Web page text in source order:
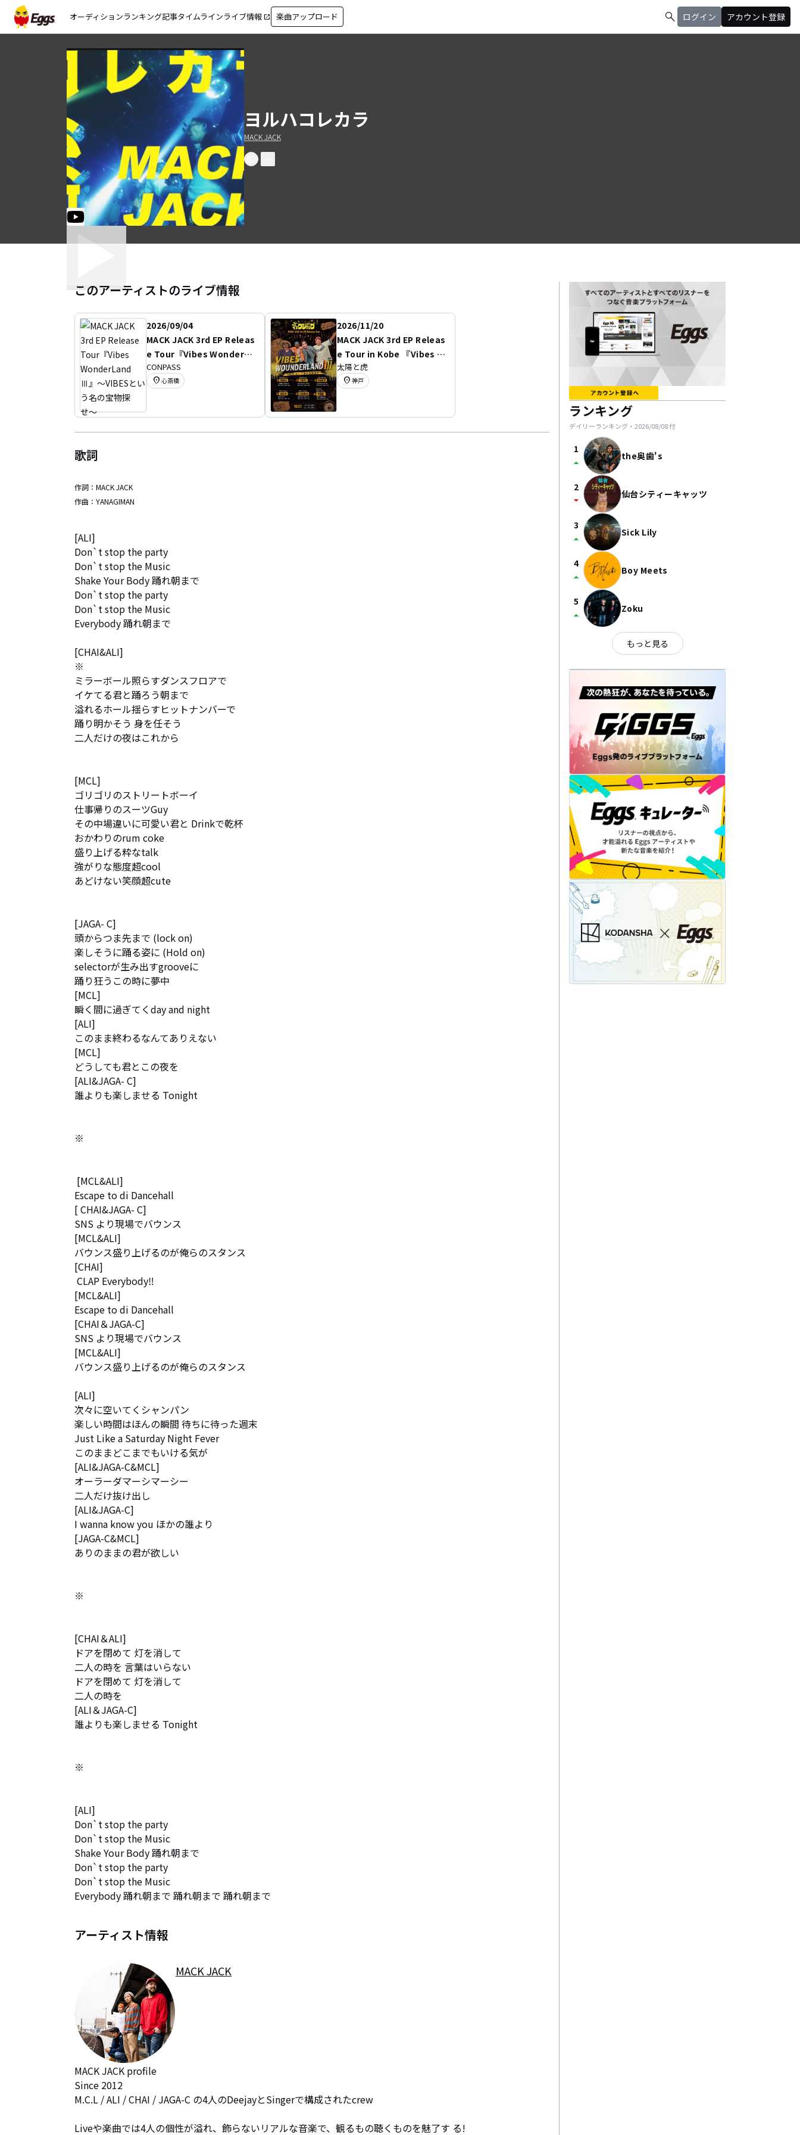
オーディションランキング記事タイムラインライブ情報 open_in_new 楽曲アップロード search ログイン アカウント登録
ヨルハコレカラ
MACK JACK
このアーティストのライブ情報
2026/09/04
MACK JACK 3rd EP Releas
e Tour『Vibes WonderLa
nd Ⅲ』〜VIBESという名の
宝物探せ〜
CONPASS
location_on 心斎橋
2026/11/20
MACK JACK 3rd EP Releas
e Tour in Kobe 『Vibes W
onderLand Ⅲ』 〜VIBES
という名の宝物探せ〜
太陽と虎
location_on 神戸
歌詞
作詞： MACK JACK
作曲： YANAGIMAN
[ALI]
Don`t stop the party
Don`t stop the Music
Shake Your Body 踊れ朝まで
Don`t stop the party
Don`t stop the Music
Everybody 踊れ朝まで
[CHAI&ALI]
※
ミラーボール照らすダンスフロアで
イケてる君と踊ろう朝まで
溢れるホール揺らすヒットナンバーで
踊り明かそう 身を任そう
二人だけの夜はこれから
[MCL]
ゴリゴリのストリートボーイ
仕事帰りのスーツGuy
その中場違いに可愛い君と Drinkで乾杯
おかわりのrum coke
盛り上げる粋なtalk
強がりな態度超cool
あどけない笑顔超cute
[JAGA- C]
頭からつま先まで (lock on)
楽しそうに踊る姿に (Hold on)
selectorが生み出すgrooveに
踊り狂うこの時に夢中
[MCL]
瞬く間に過ぎてくday and night
[ALI]
このまま終わるなんてありえない
[MCL]
どうしても君とこの夜を
[ALI&JAGA- C]
誰よりも楽しませる Tonight
※
Escape to di Dancehall
[ CHAI&JAGA- C]
SNS より現場でバウンス
[MCL&ALI]
バウンス盛り上げるのが俺らのスタンス
[CHAI]
[MCL&ALI]
Escape to di Dancehall
[CHAI＆JAGA-C]
SNS より現場でバウンス
[MCL&ALI]
バウンス盛り上げるのが俺らのスタンス
[ALI]
次々に空いてくシャンパン
楽しい時間はほんの瞬間 待ちに待った週末
Just Like a Saturday Night Fever
このままどこまでもいける気が
[ALI&JAGA-C&MCL]
オーラーダマーシマーシー
二人だけ抜け出し
[ALI&JAGA-C]
I wanna know you ほかの誰より
[JAGA-C&MCL]
ありのままの君が欲しい
※
[CHAI＆ALI]
ドアを閉めて 灯を消して
二人の時を 言葉はいらない
ドアを閉めて 灯を消して
二人の時を
[ALI＆JAGA-C]
誰よりも楽しませる Tonight
※
[ALI]
Don`t stop the party
Don`t stop the Music
Shake Your Body 踊れ朝まで
Don`t stop the party
Don`t stop the Music
Everybody 踊れ朝まで 踊れ朝まで 踊れ朝まで
アーティスト情報
MACK JACK
MACK JACK profile
Since 2012
M.C.L / ALI / CHAI / JAGA-C の4人のDeejayとSingerで構成されたcrew
Liveや楽曲では4人の個性が溢れ、飾らないリアルな音楽で、観るもの聴くものを魅了す る!
ランキング
デイリーランキング・ 2026/08/08付
1
arrow_drop_up the奥歯's
2
arrow_drop_down 仙台シティーキャッツ
3
arrow_drop_up Sick Lily
4
arrow_drop_up Boy Meets
5
arrow_drop_up Zoku
もっと見る